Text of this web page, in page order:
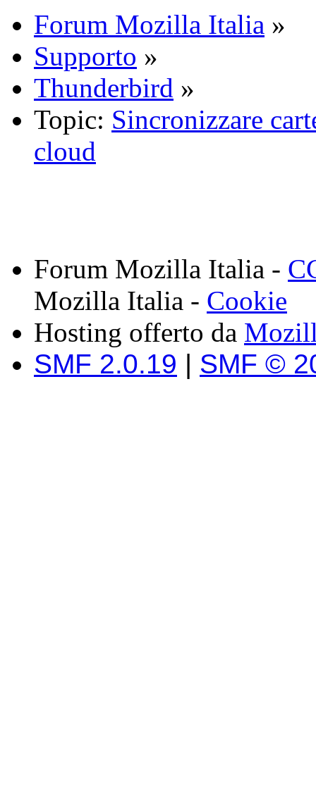
Forum Mozilla Italia »
Supporto »
Thunderbird »
Topic: Sincronizzare
cloud
Forum Mozilla Italia -
Mozilla Italia - Cookie
Hosting offerto da
SMF 2.0.19 | SMF ©